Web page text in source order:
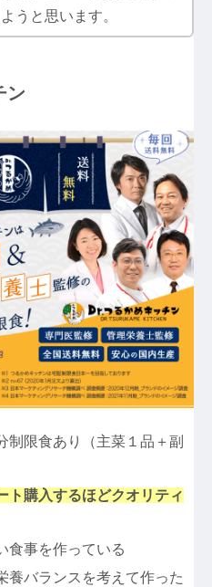
うと思います。
ン
制限食あり（主菜１品＋副
ト購入するほどクオリティ
食事を作っている
養バランスを考えて作った